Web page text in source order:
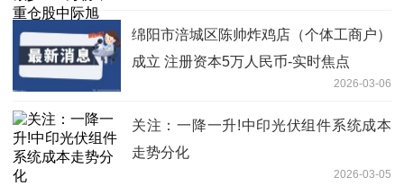
绵阳市涪城区陈帅炸鸡店（个体工商户）
成立 注册资本5万人民币-实时焦点
2026-03-06
关注：一降一升!中印光伏组件系统成本
走势分化
2026-03-05